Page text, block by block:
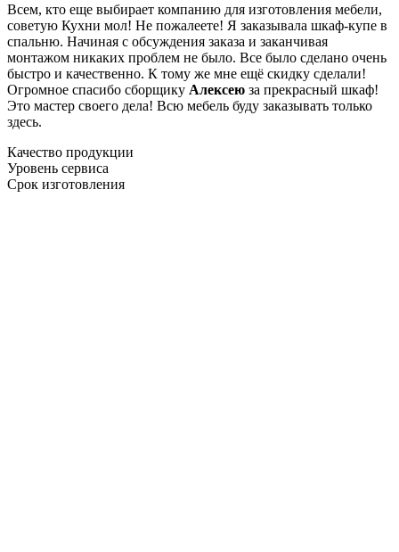
Всем, кто еще выбирает компанию для изготовления мебели,
советую Кухни мол! Не пожалеете! Я заказывала шкаф-купе в
спальню. Начиная с обсуждения заказа и заканчивая
монтажом никаких проблем не было. Все было сделано очень
быстро и качественно. К тому же мне ещё скидку сделали!
Огромное спасибо сборщику Алексею за прекрасный шкаф!
Это мастер своего дела! Всю мебель буду заказывать только
здесь.
Качество продукции
Уровень сервиса
Срок изготовления